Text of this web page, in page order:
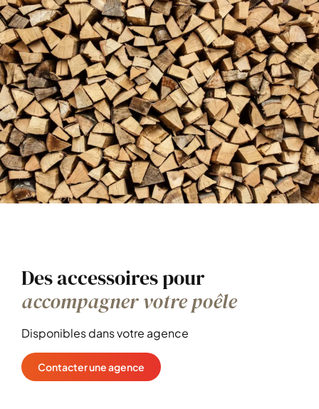
Des accessoires pour
accompagner votre poêle
Disponibles dans votre agence
Contacter une agence